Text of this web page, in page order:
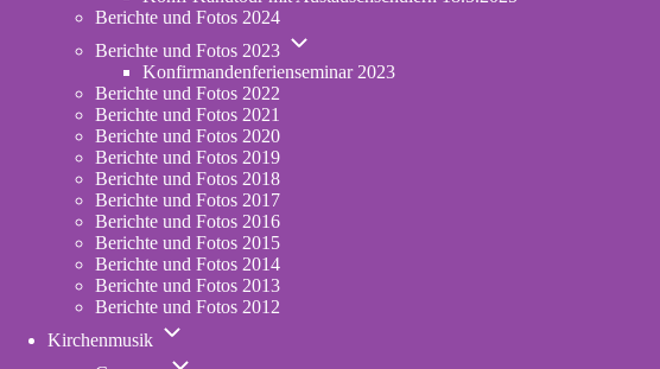
Berichte
Fotos
2025
Berichte und Fotos 2024
Berichte und Fotos 2023
Unternavigation
Berichte
Konfirmandenferienseminar 2023
Berichte und Fotos 2022
Berichte und Fotos 2021
Berichte und Fotos 2020
Berichte und Fotos 2019
Berichte und Fotos 2018
Berichte und Fotos 2017
Berichte und Fotos 2016
Berichte und Fotos 2015
Berichte und Fotos 2014
Berichte und Fotos 2013
Berichte und Fotos 2012
Kirchenmusik
Unternavigation
Unternavigation